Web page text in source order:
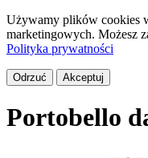
Używamy plików cookies
marketingowych. Możesz
Polityka prywatności
Odrzuć Akceptuj
Portobello